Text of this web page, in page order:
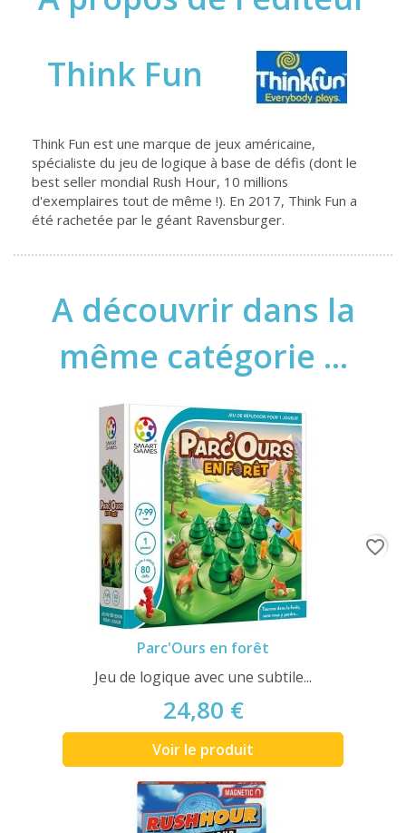
Think Fun
Think Fun est une marque de jeux américaine,
spécialiste du jeu de logique à base de défis (dont le
best seller mondial Rush Hour, 10 millions
d'exemplaires tout de même !). En 2017, Think Fun a
été rachetée par le géant Ravensburger.
A découvrir dans la
même catégorie ...
Parc'Ours en forêt
Jeu de logique avec une subtile...
24,80 €
Voir le produit
favorite_border